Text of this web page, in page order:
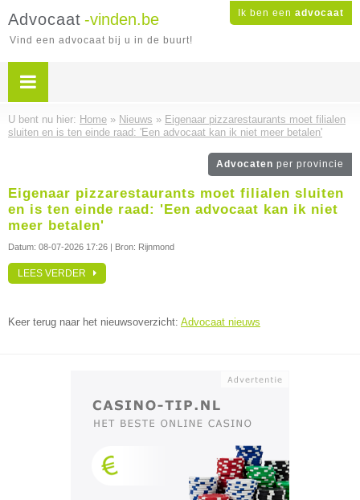
Ik ben een advocaat
Advocaat -vinden.be
Vind een advocaat bij u in de buurt!
U bent nu hier: Home » Nieuws » Eigenaar pizzarestaurants moet filialen
sluiten en is ten einde raad: 'Een advocaat kan ik niet meer betalen'
Advocaten per provincie
Eigenaar pizzarestaurants moet filialen sluiten
en is ten einde raad: 'Een advocaat kan ik niet
meer betalen'
Datum: 08-07-2026 17:26 | Bron: Rijnmond
LEES VERDER
Keer terug naar het nieuwsoverzicht: Advocaat nieuws